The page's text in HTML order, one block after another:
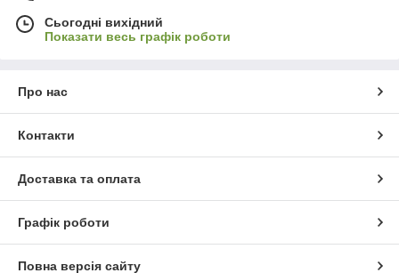
Сьогодні вихідний
Показати весь графік роботи
Про нас
Контакти
Доставка та оплата
Графік роботи
Повна версія сайту